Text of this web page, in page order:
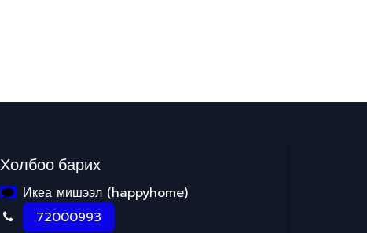
Холбоо барих
Икеа мишээл (happyhome)
72000993